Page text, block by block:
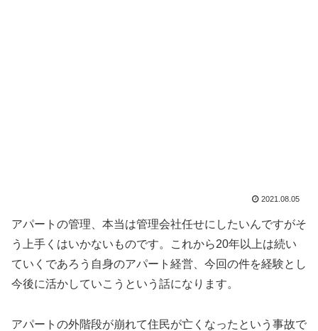
2021.08.05
アパートの管理、本当は管理会社任せにしたいんですがそ
う上手くはいかないものです。これから20年以上は続い
ていくであろう自身のアパート経営、今回の件を経験とし
今後に活かしていこうという話になります。
アパートの外階段が崩れて住民が亡くなったという事故で